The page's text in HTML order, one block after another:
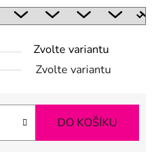
Zvolte variantu
Zvolte variantu
DO KOŠÍKU